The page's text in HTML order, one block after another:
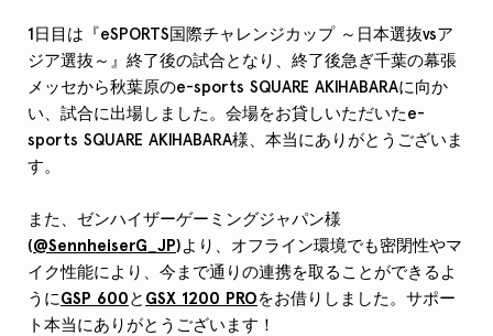
1日目は『eSPORTS国際チャレンジカップ ～日本選抜vsア
ジア選抜～』終了後の試合となり、終了後急ぎ千葉の幕張
メッセから秋葉原のe-sports SQUARE AKIHABARAに向か
い、試合に出場しました。会場をお貸しいただいたe-
sports SQUARE AKIHABARA様、本当にありがとうございま
す。
また、ゼンハイザーゲーミングジャパン様
(@SennheiserG_JP)より、オフライン環境でも密閉性やマ
イク性能により、今まで通りの連携を取ることができるよ
うにGSP 600と GSX 1200 PROをお借りしました。サポー
ト本当にありがとうございます！